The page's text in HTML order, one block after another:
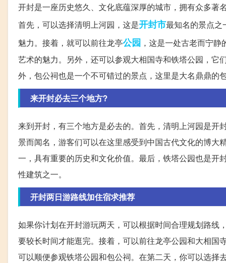
开封是一座历史悠久、文化底蕴深厚的城市，拥有众多著
首先，可以选择清明上河园，这是开封市最知名的景点之
魅力。接着，就可以前往龙亭公园 ，这是一处古老而宁
艺术的魅力。另外，还可以参观大相国寺和铁塔公园，
外，包公祠也是一个不可错过的景点，这里是大名鼎鼎的包
来开封必去三个地方?
来到开封，有三个地方是必去的。首先，清明上河园是
景而闻名，游客们可以在这里感受到中国古代文化的博大
一，具有重要的历史和文化价值。最后，铁塔公园也是
性建筑之一。
开封两日游路线加住宿求推荐
如果你计划在开封游玩两天，可以根据时间合理规划路
要较长时间才能逛完。接着，可以前往龙亭公园和大相国
可以顺便参观铁塔公园和包公祠。在第二天，你可以选